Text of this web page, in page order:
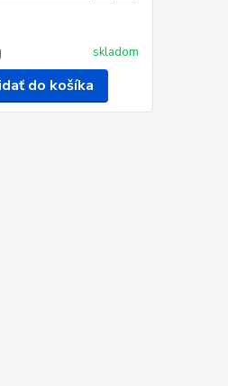
skladom
do košíka